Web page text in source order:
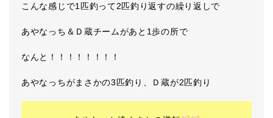
こんな感じで1匹釣って2匹釣り返すの繰り返しで
あやなっち＆Ｄ蔵チームがあと1歩の所で
なんと！！！！！！！！
あやなっちがまさかの3匹釣り、Ｄ蔵が2匹釣り